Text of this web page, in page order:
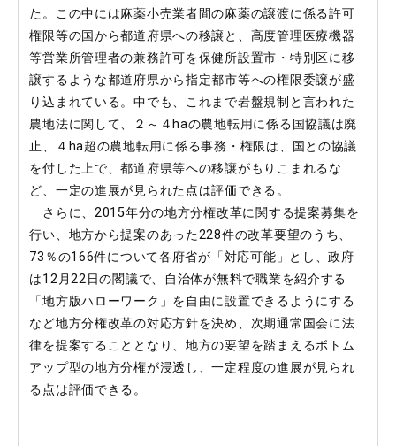
た。この中には麻薬小売業者間の麻薬の譲渡に係る許可
権限等の国から都道府県への移譲と、高度管理医療機器
等営業所管理者の兼務許可を保健所設置市・特別区に移
譲するような都道府県から指定都市等への権限委譲が盛
り込まれている。中でも、これまで岩盤規制と言われた
農地法に関して、２～４haの農地転用に係る国協議は廃
止、４ha超の農地転用に係る事務・権限は、国との協議
を付した上で、都道府県等への移譲がもりこまれるな
ど、一定の進展が見られた点は評価できる。
さらに、2015年分の地方分権改革に関する提案募集を
行い、地方から提案のあった228件の改革要望のうち、
73％の166件について各府省が「対応可能」とし、政府
は12月22日の閣議で、自治体が無料で職業を紹介する
「地方版ハローワーク」を自由に設置できるようにする
など地方分権改革の対応方針を決め、次期通常国会に法
律を提案することとなり、地方の要望を踏まえるボトム
アップ型の地方分権が浸透し、一定程度の進展が見られ
る点は評価できる。